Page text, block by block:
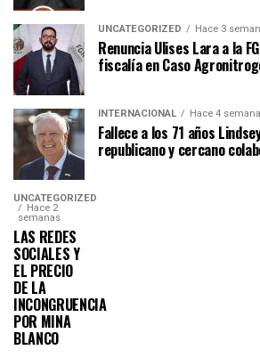
UNCATEGORIZED Hace 3
Renuncia Ulises Lara a la
fiscalía en Caso
INTERNACIONAL Hace 4
Fallece a los 71 años
republicano y cercano
UNCATEGORIZED
Hace 2
semanas
LAS REDES
SOCIALES Y
EL PRECIO
DE LA
INCONGRUENCIA
POR MINA
BLANCO